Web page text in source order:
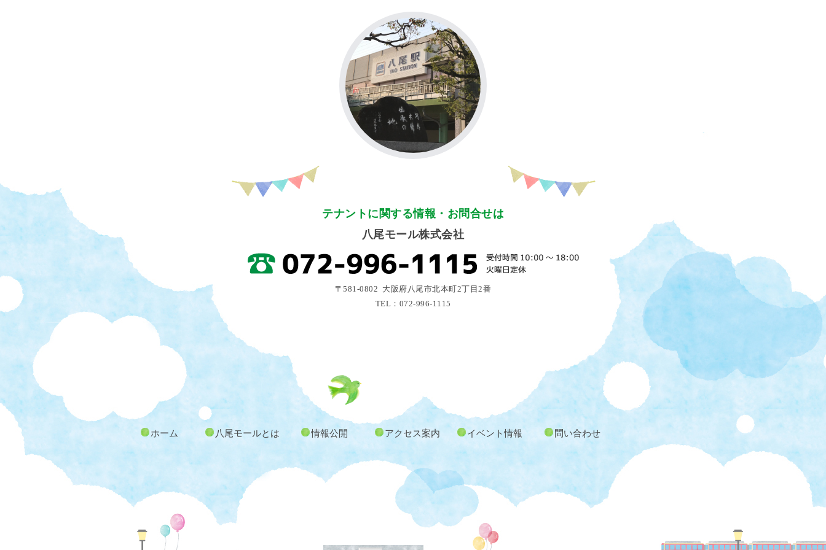
テナントに関する情報・お問合せは
八尾モール株式会社
〒581-0802 大阪府八尾市北本町2丁目2番
TEL：072-996-1115
ホーム 八尾モールとは 情報公開 アクセス案内 イベント情報 問い合わせ